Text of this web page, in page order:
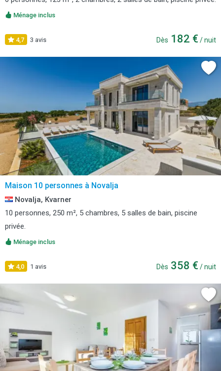
Ménage inclus
4,7 3 avis Dès 182 € / nuit
Maison 10 personnes à Novalja
Novalja, Kvarner
10 personnes, 250 m², 5 chambres, 5 salles de bain, piscine
privée.
Ménage inclus
4,0 1 avis Dès 358 € / nuit